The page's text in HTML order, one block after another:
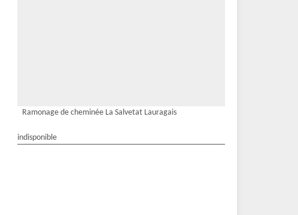
Ramonage de cheminée La Salvetat Lauragais
indisponible